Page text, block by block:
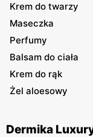
Krem do twarzy
Maseczka
Perfumy
Balsam do ciała
Krem do rąk
Żel aloesowy
Dermika